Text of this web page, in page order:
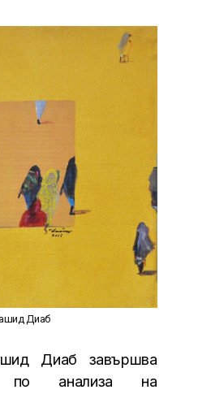
Диаб
Диаб завършва
по анализа на